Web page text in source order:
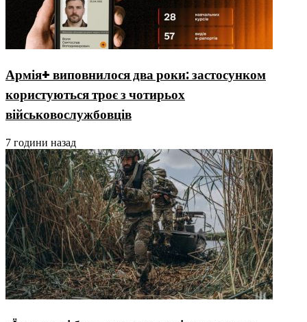
Армія+ виповнилося два роки: застосунком
користуються троє з чотирьох
військовослужбовців
7 години назад